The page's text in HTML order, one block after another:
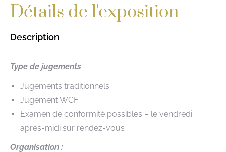
Détails de l'exposition
Description
Type de jugements
Jugements traditionnels
Jugement WCF
Examen de conformité possibles – le vendredi
après-midi sur rendez-vous
Organisation :